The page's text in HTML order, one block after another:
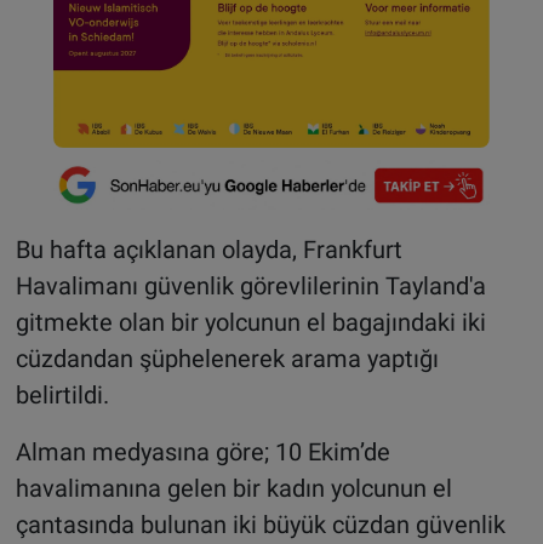
Bu hafta açıklanan olayda, Frankfurt
Havalimanı güvenlik görevlilerinin Tayland'a
gitmekte olan bir yolcunun el bagajındaki iki
cüzdandan şüphelenerek arama yaptığı
belirtildi.
Alman medyasına göre; 10 Ekim’de
havalimanına gelen bir kadın yolcunun el
çantasında bulunan iki büyük cüzdan güvenlik